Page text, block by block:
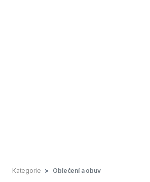
Kategorie Oblečení a obuv